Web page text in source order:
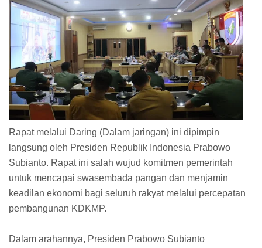
Rapat melalui Daring (Dalam jaringan) ini dipimpin
langsung oleh Presiden Republik Indonesia Prabowo
Subianto. Rapat ini salah wujud komitmen pemerintah
untuk mencapai swasembada pangan dan menjamin
keadilan ekonomi bagi seluruh rakyat melalui percepatan
pembangunan KDKMP.
Dalam arahannya, Presiden Prabowo Subianto